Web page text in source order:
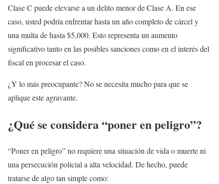
Clase C puede elevarse a un delito menor de Clase A. En ese
caso, usted podría enfrentar hasta un año completo de cárcel y
una multa de hasta $5,000. Esto representa un aumento
significativo tanto en las posibles sanciones como en el interés del
fiscal en procesar el caso.
¿Y lo más preocupante? No se necesita mucho para que se
aplique este agravante.
¿Qué se considera “poner en peligro”?
“Poner en peligro” no requiere una situación de vida o muerte ni
una persecución policial a alta velocidad. De hecho, puede
tratarse de algo tan simple como: